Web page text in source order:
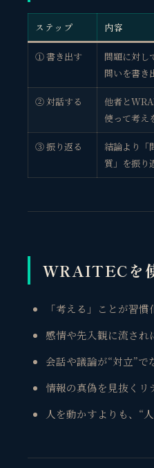
ステップ 内容
① 書き出す
問題に対し
問いを書き
② 対話する
他者と
使って考え
③ 振り返る
結論より「
質」を振り
WRAITECを
「考える」ことが習慣
感情や先入観に流され
会話や議論が“対立”で
情報の真偽を見抜くリ
人を動かすよりも、“